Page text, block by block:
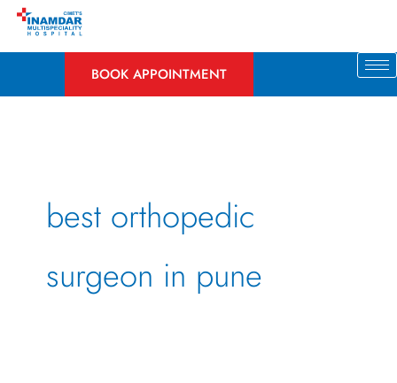
Skip
BOOK APPOINTMENT
best orthopedic
surgeon in pune